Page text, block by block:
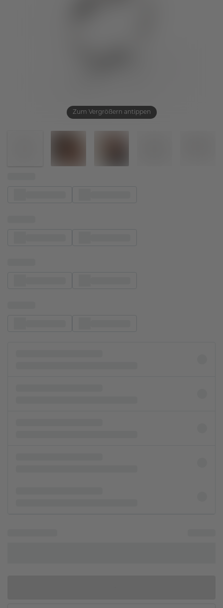
Zum Vergrößern antippen